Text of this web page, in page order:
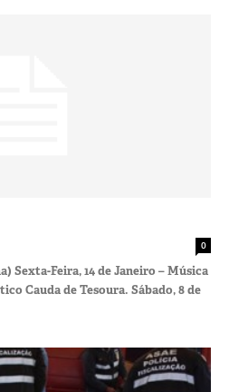
0
Sexta-Feira, 14 de Janeiro – Música
Cauda de Tesoura. Sábado, 8 de